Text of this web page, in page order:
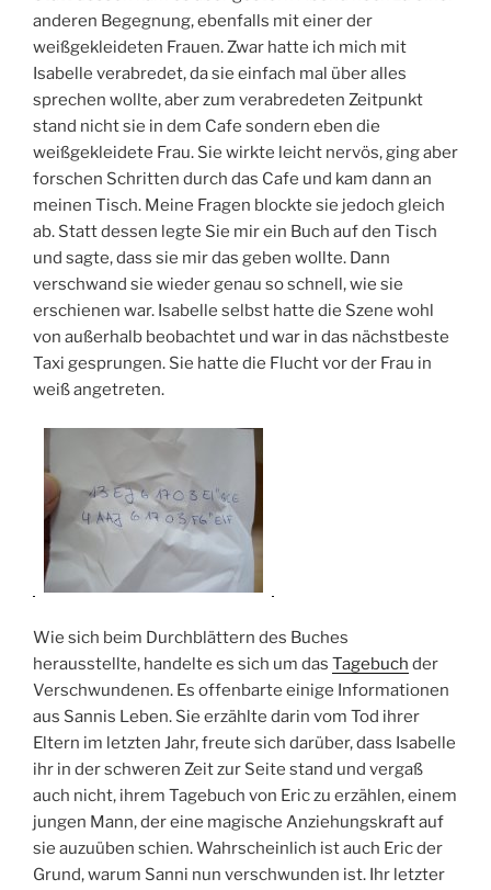
anderen Begegnung, ebenfalls mit einer der
weißgekleideten Frauen. Zwar hatte ich mich mit
Isabelle verabredet, da sie einfach mal über alles
sprechen wollte, aber zum verabredeten Zeitpunkt
stand nicht sie in dem Cafe sondern eben die
weißgekleidete Frau. Sie wirkte leicht nervös, ging aber
forschen Schritten durch das Cafe und kam dann an
meinen Tisch. Meine Fragen blockte sie jedoch gleich
ab. Statt dessen legte Sie mir ein Buch auf den Tisch
und sagte, dass sie mir das geben wollte. Dann
verschwand sie wieder genau so schnell, wie sie
erschienen war. Isabelle selbst hatte die Szene wohl
von außerhalb beobachtet und war in das nächstbeste
Taxi gesprungen. Sie hatte die Flucht vor der Frau in
weiß angetreten.
Wie sich beim Durchblättern des Buches
herausstellte, handelte es sich um das Tagebuch der
Verschwundenen. Es offenbarte einige Informationen
aus Sannis Leben. Sie erzählte darin vom Tod ihrer
Eltern im letzten Jahr, freute sich darüber, dass Isabelle
ihr in der schweren Zeit zur Seite stand und vergaß
auch nicht, ihrem Tagebuch von Eric zu erzählen, einem
jungen Mann, der eine magische Anziehungskraft auf
sie auzuüben schien. Wahrscheinlich ist auch Eric der
Grund, warum Sanni nun verschwunden ist. Ihr letzter